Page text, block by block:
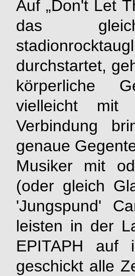
Auf „Don't Let
das
durchstartet,
körperliche
vielleicht mit
Verbindung
genaue
Musiker mit
(oder gleich
'Jungspund'
leisten in der
EPITAPH auf
geschickt alle